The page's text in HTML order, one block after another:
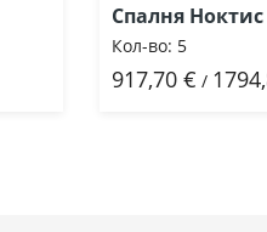
Спалня Ноктис
Кол-во: 5
917,70 € /
Добави